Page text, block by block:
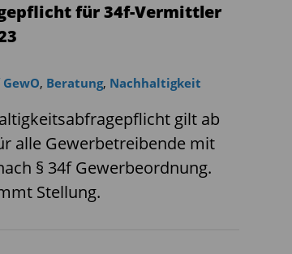
für 34f-Vermittler
, Beratung, Nachhaltigkeit
gilt ab
alle Gewerbetreibende mit
§ 34f Gewerbeordnung.
Stellung.